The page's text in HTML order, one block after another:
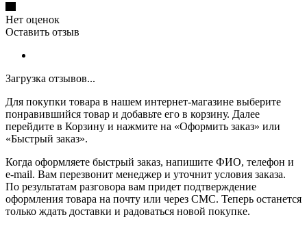
Нет оценок
Оставить отзыв
Загрузка отзывов...
Для покупки товара в нашем интернет-магазине выберите
понравившийся товар и добавьте его в корзину. Далее
перейдите в Корзину и нажмите на «Оформить заказ» или
«Быстрый заказ».
Когда оформляете быстрый заказ, напишите ФИО, телефон и
e-mail. Вам перезвонит менеджер и уточнит условия заказа.
По результатам разговора вам придет подтверждение
оформления товара на почту или через СМС. Теперь останется
только ждать доставки и радоваться новой покупке.